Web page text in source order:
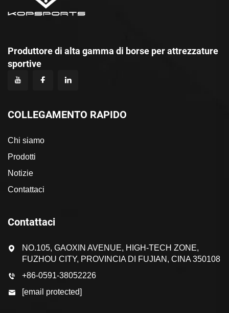
Produttore di alta gamma di borse per attrezzature
sportive
COLLEGAMENTO RAPIDO
Chi siamo
Prodotti
Notizie
Contattaci
Contattaci
NO.105, GAOXIN AVENUE, HIGH-TECH ZONE,
FUZHOU CITY, PROVINCIA DI FUJIAN, CINA 350108
+86-0591-38052226
[email protected]